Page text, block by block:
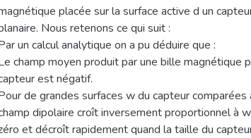
placée sur la surface active d un
Nous retenons ce qui suit :
un calcul analytique on a pu déduire que :
champ moyen produit par une bille magnétique
est négatif.
de grandes surfaces w du capteur
dipolaire croît inversement proportionnel à
et décroît rapidement quand la taille du